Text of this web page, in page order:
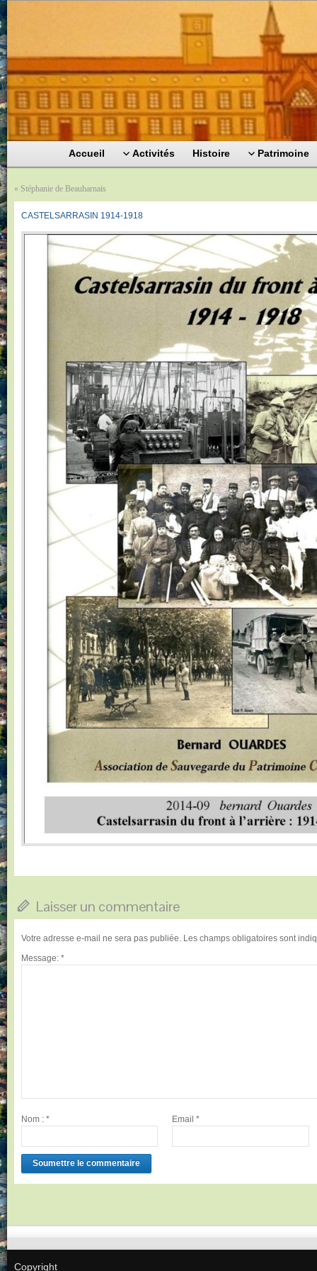
Accueil Activités Histoire Patrimoine
« Stéphanie de Beauharnais
CASTELSARRASIN 1914-1918
Laisser un commentaire
Votre adresse e-mail ne sera pas publiée. Les champs obligatoires sont
Message: *
Nom : * Email*
Copyright